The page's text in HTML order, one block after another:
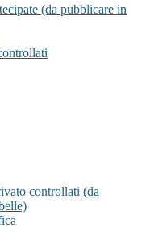
(da pubblicare in
controllati (da